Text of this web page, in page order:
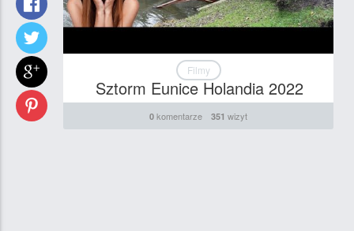
Filmy
Sztorm Eunice Holandia 2022
0 komentarze 351 wizyt